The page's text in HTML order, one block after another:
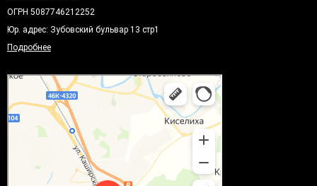
ОГРН 5087746212252
Юр. адрес: Зубовский бульвар 13 стр1
Подробнее